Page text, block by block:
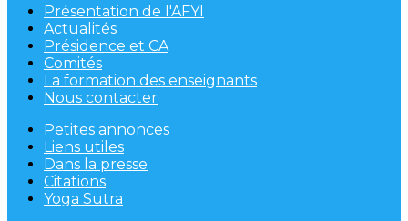
Présentation de l'AFYI
Actualités
Présidence et CA
Comités
La formation des enseignants
Nous contacter
Petites annonces
Liens utiles
Dans la presse
Citations
Yoga Sutra